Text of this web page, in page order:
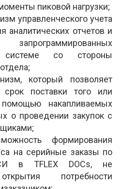
пиковой нагрузки;
управленческого учета
аналитических отчетов и
со стороны
который позволяет
срок поставки того или
накапливаемых
о проведении закупок с
формирования
на серийные заказы по
в T­FLEX DOCs, не
потребности